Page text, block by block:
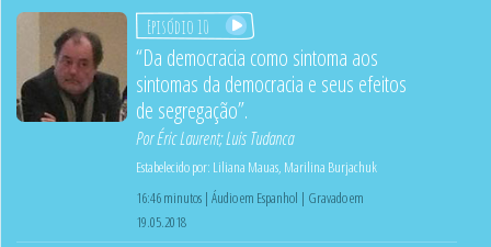
Episódio 10
“Da democracia como sintoma aos
sintomas da democracia e seus efeitos
de segregação”.
PorÉric Laurent;Luis Tudanca
Estabelecido por: Liliana Mauas, Marilina Burjachuk
16:46 minutos | Áudio em Espanhol | Gravado em
19.05.2018